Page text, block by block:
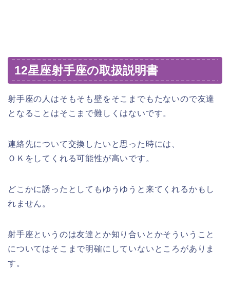
12星座射手座の取扱説明書
射手座の人はそもそも壁をそこまでもたないので友達
となることはそこまで難しくはないです。
連絡先について交換したいと思った時には、
ＯＫをしてくれる可能性が高いです。
どこかに誘ったとしてもゆうゆうと来てくれるかもし
れません。
射手座というのは友達とか知り合いとかそういうこと
についてはそこまで明確にしていないところがありま
す。